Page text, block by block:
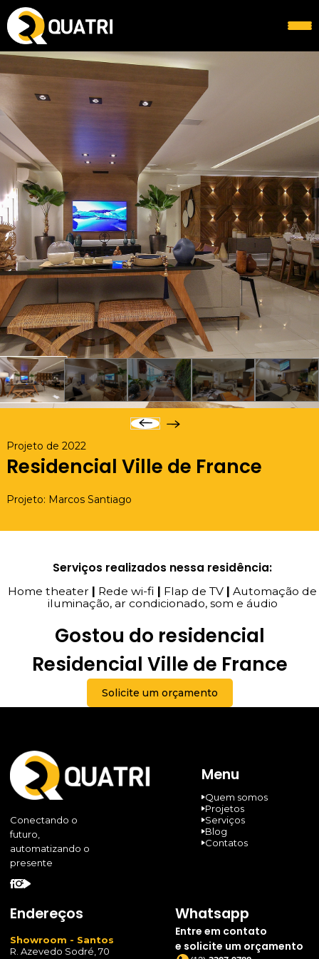
Residencial Ville de France
Projeto: Marcos Santiago
Projeto de 2022
Serviços realizados nessa residência:
Home theater | Rede wi-fi | Flap de TV |Automação de
iluminação, ar condicionado, som e áudio
Gostou do residencial
Residencial Ville de France
Solicite um orçamento
Conectando o
futuro,
automatizando o
presente
Menu
Quem somos
Projetos
Serviços
Blog
Contatos
Endereços
Showroom - Santos
R. Azevedo Sodré, 70
Whatsapp
Entre em contato
e solicite um orçamento